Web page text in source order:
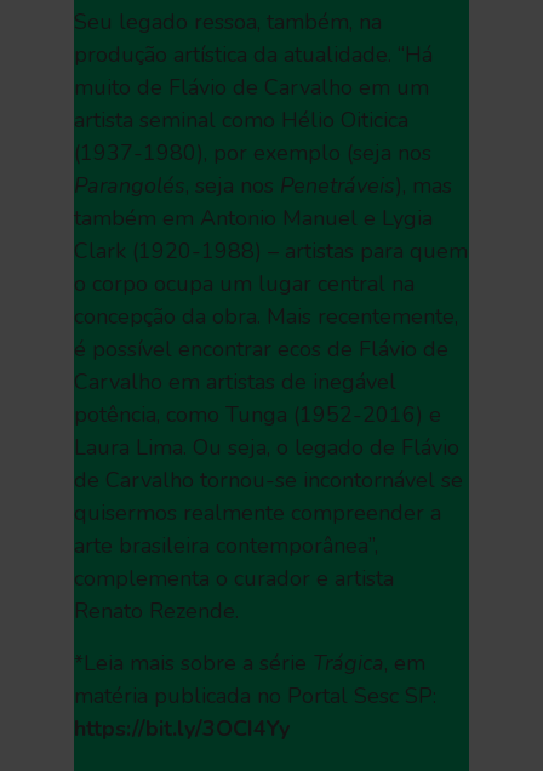
Seu legado ressoa, também, na
produção artística da atualidade. “Há
muito de Flávio de Carvalho em um
artista seminal como Hélio Oiticica
(1937-1980), por exemplo (seja nos
Parangolés, seja nos Penetráveis), mas
também em Antonio Manuel e Lygia
Clark (1920-1988) – artistas para quem
o corpo ocupa um lugar central na
concepção da obra. Mais recentemente,
é possível encontrar ecos de Flávio de
Carvalho em artistas de inegável
potência, como Tunga (1952-2016) e
Laura Lima. Ou seja, o legado de Flávio
de Carvalho tornou-se incontornável se
quisermos realmente compreender a
arte brasileira contemporânea”,
complementa o curador e artista
Renato Rezende.
*Leia mais sobre a série Trágica, em
matéria publicada no Portal Sesc SP:
https://bit.ly/3OCI4Yy